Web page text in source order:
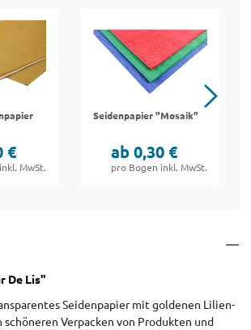
€
MwSt.
Seidenpapier "Mosaik"
ab 0,30 €
pro Bogen inkl. MwSt.
De Lis"
Seidenpapier mit goldenen Lilien-
schöneren Verpacken von Produkten und